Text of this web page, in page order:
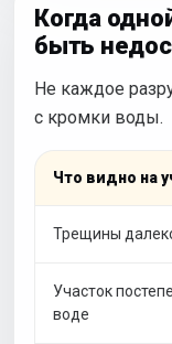
Когда
быть
Не каждое
с кромки воды.
Что видно на
Трещины
Участок
воде